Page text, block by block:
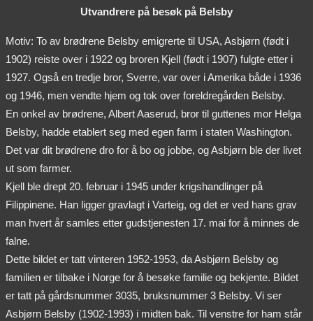
Utvandrere på besøk på Belsby
Motiv: To av brødrene Belsby emigrerte til USA, Asbjørn (født i
1902) reiste over i 1922 og broren Kjell (født i 1907) fulgte etter i
1927. Også en tredje bror, Sverre, var over i Amerika både i 1936
og 1946, men vendte hjem og tok over foreldregården Belsby.
En onkel av brødrene, Albert Aaserud, bror til guttenes mor Helga
Belsby, hadde etablert seg med egen farm i staten Washington.
Det var dit brødrene dro for å bo og jobbe, og Asbjørn ble der livet
ut som farmer.
Kjell ble drept 20. februar i 1945 under krigshandlinger på
Filippinene. Han ligger gravlagt i Varteig, og det er ved hans grav
man hvert år samles etter gudstjenesten 17. mai for å minnes de
falne.
Dette bildet er tatt vinteren 1952-1953, da Asbjørn Belsby og
familien er tilbake i Norge for å besøke familie og bekjente. Bildet
er tatt på gårdsnummer 3035, bruksnummer 3 Belsby. Vi ser
Asbjørn Belsby (1902-1993) i midten bak. Til venstre for ham står